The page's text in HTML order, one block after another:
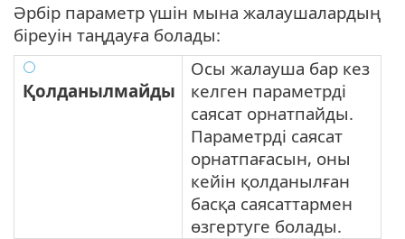
Әрбір параметр үшін мына жалаушалардың
біреуін таңдауға болады:
Қолданылмайды
Осы жалауша бар кез
келген параметрді
саясат орнатпайды.
Параметрді саясат
орнатпағасын, оны
кейін қолданылған
басқа саясаттармен
өзгертуге болады.